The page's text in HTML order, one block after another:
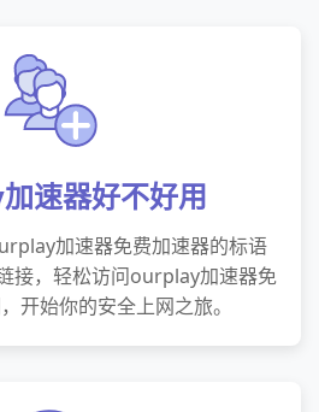
速器好不好用
加速器免费加速器的标语
接，轻松访问ourplay加速器免
开始你的安全上网之旅。